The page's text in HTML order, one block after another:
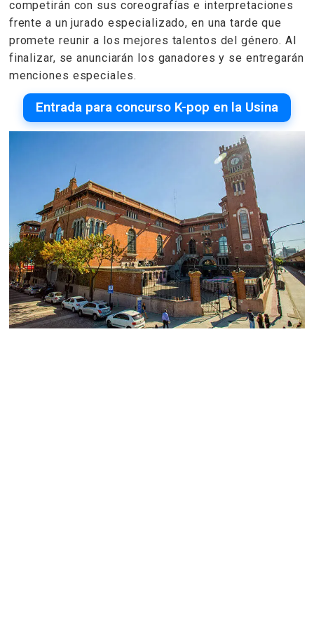
competirán con sus coreografías e interpretaciones
frente a un jurado especializado, en una tarde que
promete reunir a los mejores talentos del género. Al
finalizar, se anunciarán los ganadores y se entregarán
menciones especiales.
Entrada para concurso K-pop en la Usina